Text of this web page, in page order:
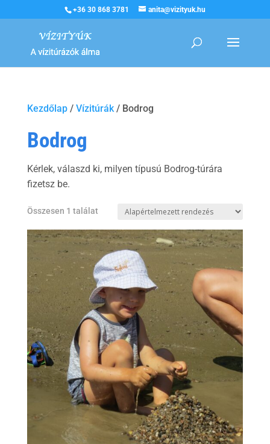
+36 30 868 3781 anita@vizityuk.hu
Kezdőlap/ Vízitúrák/ Bodrog
Bodrog
Kérlek, válaszd ki, milyen típusú Bodrog-túrára
fizetsz be.
Összesen 1 találat